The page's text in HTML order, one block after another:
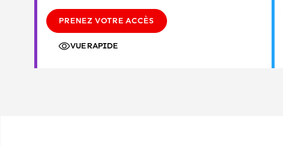
PRENEZ VOTRE ACCÈS
VUE RAPIDE